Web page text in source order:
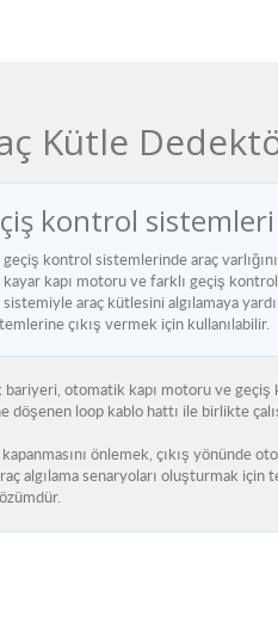
Kütle
kontrol sistemleri
kontrol sistemlerinde araç varlığını
kapı motoru ve farklı geçiş
araç kütlesini algılamaya
çıkış vermek için kullanılabilir.
bariyeri, otomatik kapı motoru ve geçiş
döşenen loop kablo hattı ile birlikte
önlemek, çıkış yönünde
algılama senaryoları oluşturmak